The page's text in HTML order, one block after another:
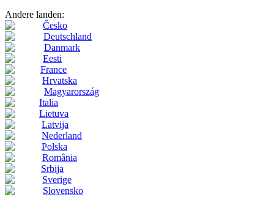
Andere landen:
Česko
Deutschland
Danmark
Eesti
France
Hrvatska
Magyarország
Italia
Lietuva
Latvija
Nederland
Polska
România
Srbija
Sverige
Slovensko